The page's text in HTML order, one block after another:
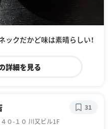
クだかど味は素晴らしい！
詳細を見る
０-１０ 川又ビル1F
31